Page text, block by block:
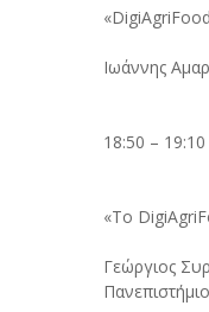
Ιωάννης
18:50 – 19:10
«Το
Γεώργιος